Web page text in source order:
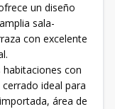
un diseño
sala-
con excelente
con
ideal para
área de